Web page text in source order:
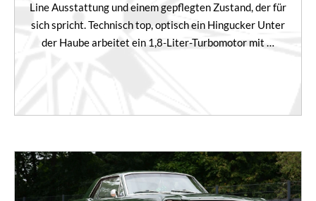
Line Ausstattung und einem gepflegten Zustand, der für
sich spricht. Technisch top, optisch ein Hingucker Unter
der Haube arbeitet ein 1,8-Liter-Turbomotor mit …